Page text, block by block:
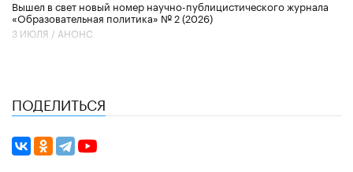
Вышел в свет новый номер научно-публицистического журнала
«Образовательная политика» № 2 (2026)
3 ИЮЛЯ / АНОНС
ПОДЕЛИТЬСЯ